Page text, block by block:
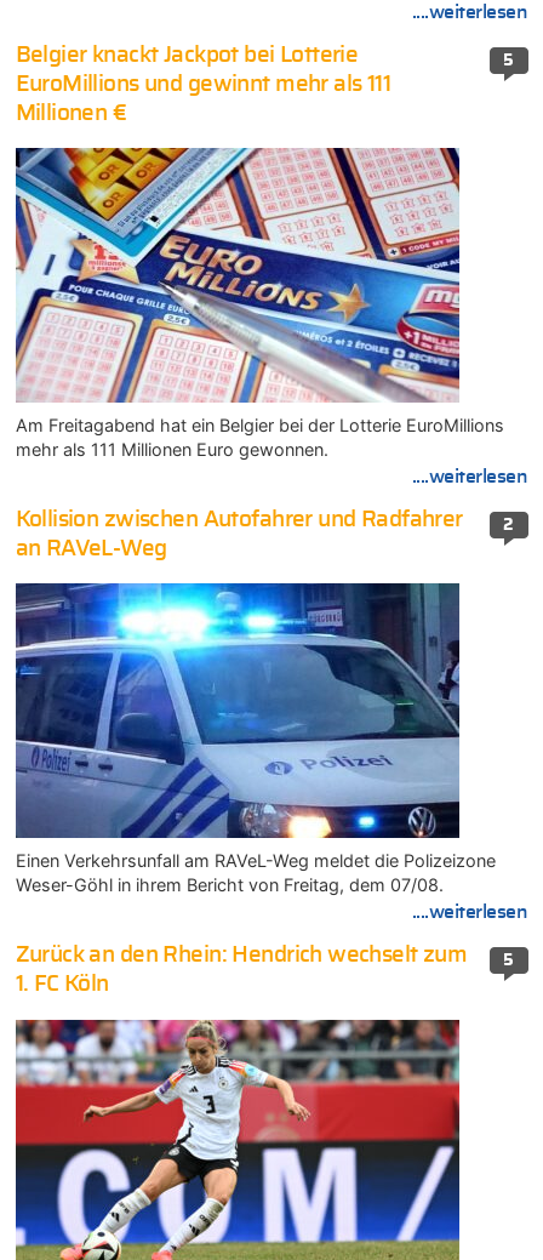
....weiterlesen
5
Belgier knackt Jackpot bei Lotterie
EuroMillions und gewinnt mehr als 111
Millionen €
Am Freitagabend hat ein Belgier bei der Lotterie EuroMillions
mehr als 111 Millionen Euro gewonnen.
....weiterlesen
2
Kollision zwischen Autofahrer und Radfahrer
an RAVeL-Weg
Einen Verkehrsunfall am RAVeL-Weg meldet die Polizeizone
Weser-Göhl in ihrem Bericht von Freitag, dem 07/08.
....weiterlesen
5
Zurück an den Rhein: Hendrich wechselt zum
1. FC Köln